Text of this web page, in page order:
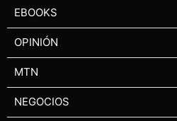
EBOOKS
OPINIÓN
MTN
NEGOCIOS